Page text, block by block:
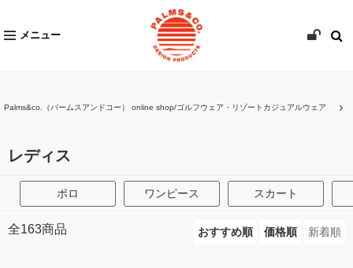
メニュー
Palms&co.（パームスアンドコー） online shop/ゴルフウェア・リゾートカジュアルウェア
レディス
ポロ ワンピース スカート
全163商品 おすすめ順 価格順 新着順